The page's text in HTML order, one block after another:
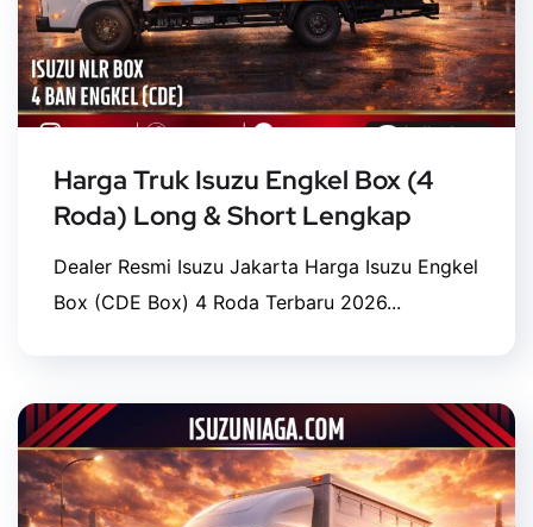
Harga Truk Isuzu Engkel Box (4
Roda) Long & Short Lengkap
Dealer Resmi Isuzu Jakarta Harga Isuzu Engkel
Box (CDE Box) 4 Roda Terbaru 2026...